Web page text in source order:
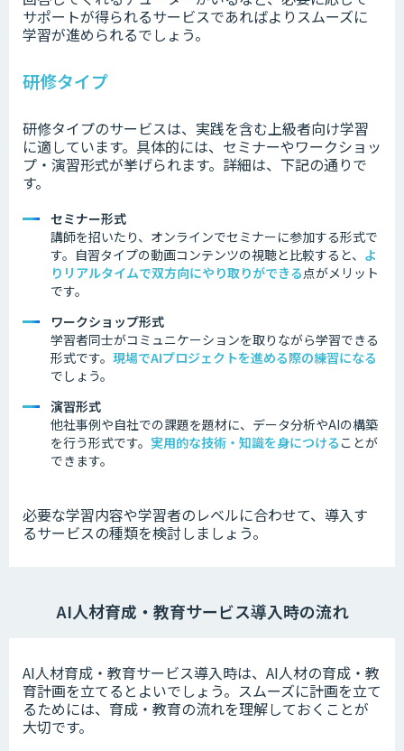
サポートが得られるサービスであればよりスムーズに
学習が進められるでしょう。
研修タイプ
研修タイプのサービスは、実践を含む上級者向け学習
に適しています。具体的には、セミナーやワークショッ
プ・演習形式が挙げられます。詳細は、下記の通りで
す。
セミナー形式
講師を招いたり、オンラインでセミナーに参加する形式で
す。 自習タイプの動画コンテンツの視聴と比較すると、 よ
り リアルタイムで双方向にやり取りができる点がメリット
です。
ワークショップ形式
学習者同士がコミュニケーションを取りながら学習できる
形式です。 現場でAIプロジェクトを進める際の練習になる
でしょう。
演習形式
他社事例や自社での課題を題材に、データ分析やAIの構築
を行う形式です。 実用的な技術・知識を身につける ことが
できます。
必要な学習内容や学習者のレベルに合わせて、導入す
るサービスの種類を検討しましょう。
AI人材育成・教育サービス導入時の流れ
AI人材育成・教育サービス導入時は、AI人材の育成・教
育計画を立てるとよいでしょう。スムーズに計画を立て
るためには、育成・教育の流れを理解しておくことが
大切です。